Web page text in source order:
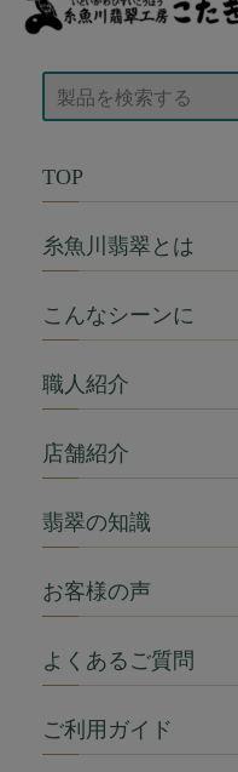
TOP
糸魚川翡翠とは
こんなシーンに
職人紹介
店舗紹介
翡翠の知識
お客様の声
よくあるご質問
ご利用ガイド